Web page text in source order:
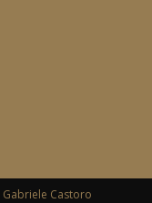
Gabriele Castoro